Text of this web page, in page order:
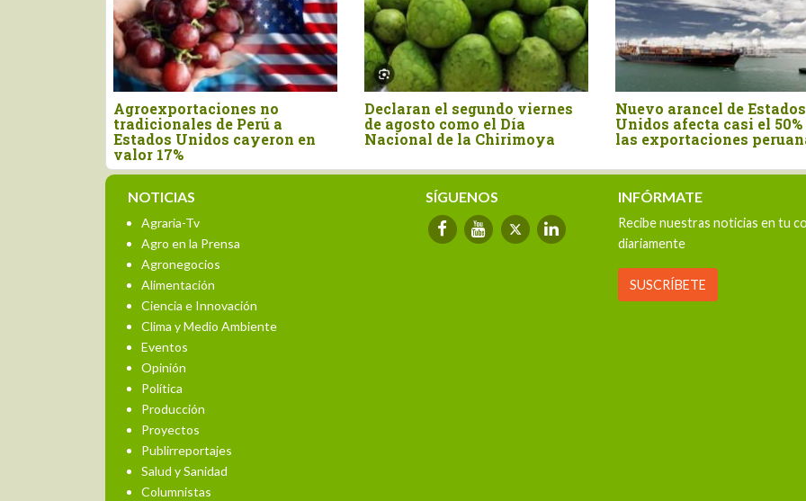
Agroexportaciones no
tradicionales de Perú a
Estados Unidos cayeron en
Declaran el segundo viernes
de agosto como el Día
Nacional de la Chirimoya
Nuevo arancel de Estados
Unidos afecta casi el 50% de
las exportaciones peruanas
NOTICIAS
Agraria-Tv
Agro en la Prensa
Agronegocios
Alimentación
Ciencia e Innovación
Clima y Medio Ambiente
Eventos
Opinión
Política
Producción
Proyectos
Publirreportajes
Salud y Sanidad
Columnistas
SÍGUENOS INFÓRMATE
Recibe nuestras noticias en tu
diariamente
SUSCRÍBETE